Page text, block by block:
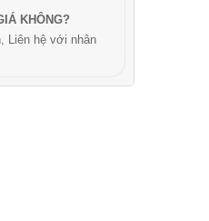
KHÔNG?
Liên hệ với nhân